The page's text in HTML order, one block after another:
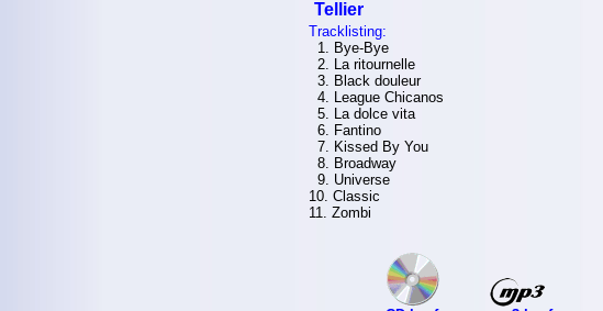
Tracklisting:
1. Bye-Bye
2. La ritournelle
3. Black douleur
4. League Chicanos
5. La dolce vita
6. Fantino
7. Kissed By You
8. Broadway
9. Universe
10. Classic
11. Zombi